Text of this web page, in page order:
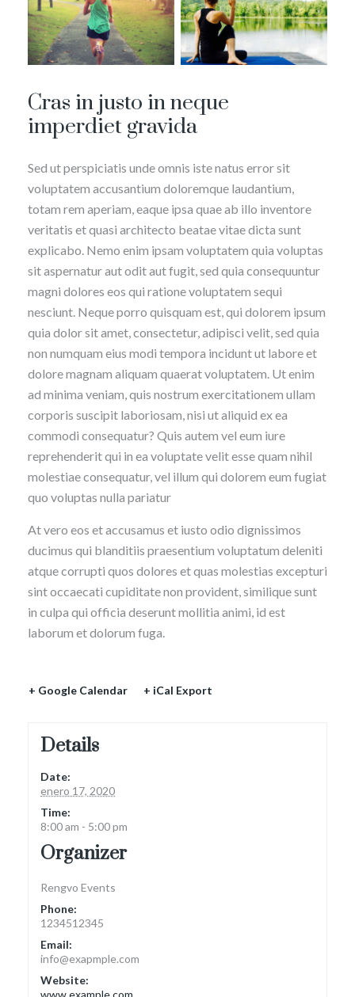
Cras in justo in neque
imperdiet gravida
Sed ut perspiciatis unde omnis iste natus error sit
voluptatem accusantium doloremque laudantium,
totam rem aperiam, eaque ipsa quae ab illo inventore
veritatis et quasi architecto beatae vitae dicta sunt
explicabo. Nemo enim ipsam voluptatem quia voluptas
sit aspernatur aut odit aut fugit, sed quia consequuntur
magni dolores eos qui ratione voluptatem sequi
nesciunt. Neque porro quisquam est, qui dolorem ipsum
quia dolor sit amet, consectetur, adipisci velit, sed quia
non numquam eius modi tempora incidunt ut labore et
dolore magnam aliquam quaerat voluptatem. Ut enim
ad minima veniam, quis nostrum exercitationem ullam
corporis suscipit laboriosam, nisi ut aliquid ex ea
commodi consequatur? Quis autem vel eum iure
reprehenderit qui in ea voluptate velit esse quam nihil
molestiae consequatur, vel illum qui dolorem eum fugiat
quo voluptas nulla pariatur
At vero eos et accusamus et iusto odio dignissimos
ducimus qui blanditiis praesentium voluptatum deleniti
atque corrupti quos dolores et quas molestias excepturi
sint occaecati cupiditate non provident, similique sunt
in culpa qui officia deserunt mollitia animi, id est
laborum et dolorum fuga.
+ Google Calendar + iCal Export
Details
Date:
enero 17, 2020
Time:
8:00 am - 5:00 pm
Organizer
Rengvo Events
Phone:
1234512345
Email:
info@exapmple.com
Website:
www.example.com